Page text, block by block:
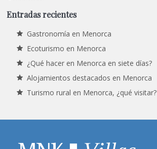
Entradas recientes
Gastronomía en Menorca
Ecoturismo en Menorca
¿Qué hacer en Menorca en siete días?
Alojamientos destacados en Menorca
Turismo rural en Menorca, ¿qué visitar?